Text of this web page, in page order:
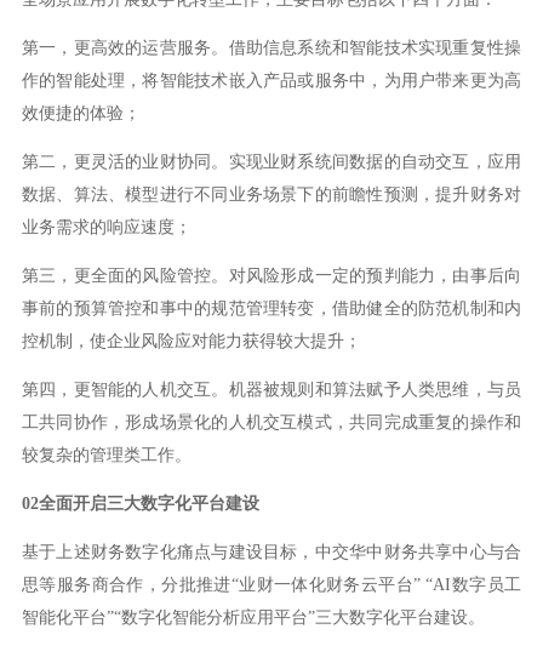
第一，更高效的运营服务。借助信息系统和智能技术实现重复性操
作的智能处理，将智能技术嵌入产品或服务中，为用户带来更为高
效便捷的体验；
第二，更灵活的业财协同。实现业财系统间数据的自动交互，应用
数据、算法、模型进行不同业务场景下的前瞻性预测，提升财务对
业务需求的响应速度；
第三，更全面的风险管控。对风险形成一定的预判能力，由事后向
事前的预算管控和事中的规范管理转变，借助健全的防范机制和内
控机制，使企业风险应对能力获得较大提升；
第四，更智能的人机交互。机器被规则和算法赋予人类思维，与员
工共同协作，形成场景化的人机交互模式，共同完成重复的操作和
较复杂的管理类工作。
02全面开启三大数字化平台建设
基于上述财务数字化痛点与建设目标，中交华中财务共享中心与合
思等服务商合作，分批推进“业财一体化财务云平台” “AI数字员工
智能化平台”“数字化智能分析应用平台”三大数字化平台建设。